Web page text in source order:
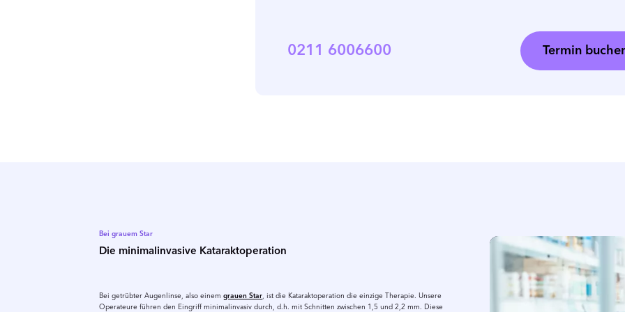
0211 6006600 Termin
Bei grauem Star
Die minimalinvasive Kataraktoperation
Bei getrübter Augenlinse, also einem grauen Star, ist die Kataraktoperation die einzige Therapie. Unsere
Operateure führen den Eingriff minimalinvasiv durch, d.h. mit Schnitten zwischen 1,5 und 2,2 mm. Diese